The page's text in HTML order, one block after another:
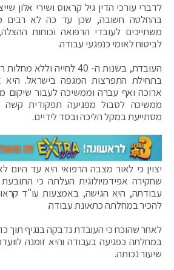
לדברי עורכי הדין גיל קראוס ושירי אלון
בהחלטה חשובה, שכן עד כה לא רבים
משתייכים לעובדי הרפואה וכוחות
לביטוח לאומי כנפגעי עבודה.
העובדת, בשנות ה- 40 לחייה
בתחילת התפרצות המגפה בישראל. היא
ארוכה ואף עברה וממשיכה לעבור שיקום
ממשיכה לסבול מפגיעה תפקודית
מסתייעת במקל הליכה ובסד לידיים.
יצוין כי לאור מצבה הרפואי היא עד
שחקירה אפידמיולוגית העלתה כי
עבודתה, היא הגישה, באמצעות עו"ד
להכיר במחלתה כתאונת עבודה.
לאחר שהוכח כי העובדת נדבקה בנגיף תוך
במחלתה כפגיעה בעבודה והיא זומנה
שיעור נכותה.